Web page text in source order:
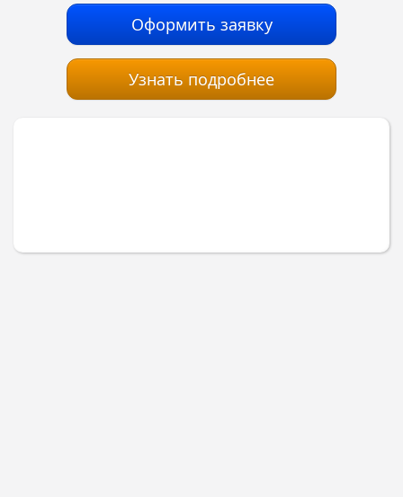
Оформить заявку
Узнать подробнее